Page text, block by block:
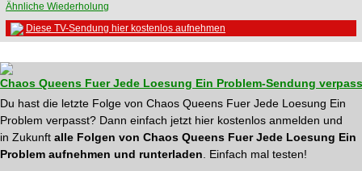
Ähnliche Wiederholung
Diese TV-Sendung hier kostenlos aufnehmen
Chaos Queens Fuer Jede Loesung Ein Problem-Sendung
Du hast die letzte Folge von Chaos Queens Fuer Jede Loesung Ein
Problem verpasst? Dann einfach jetzt hier kostenlos anmelden und
in Zukunft alle Folgen von Chaos Queens Fuer Jede Loesung Ein
Problem aufnehmen und runterladen . Einfach mal testen!